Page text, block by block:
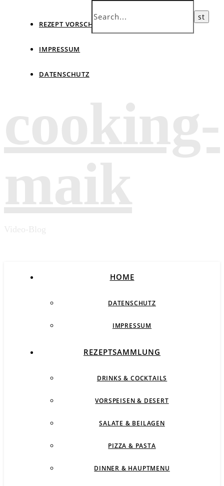
REZEPT VORSCHLAGEN
IMPRESSUM
DATENSCHUTZ
HOME
DATENSCHUTZ
IMPRESSUM
REZEPTSAMMLUNG
DRINKS & COCKTAILS
VORSPEISEN & DESERT
SALATE & BEILAGEN
PIZZA & PASTA
DINNER & HAUPTMENU